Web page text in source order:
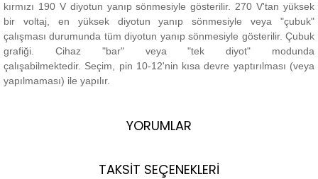
kırmızı 190 V diyotun yanıp sönmesiyle gösterilir. 270 V'tan yüksek
bir voltaj, en yüksek diyotun yanıp sönmesiyle veya "çubuk"
çalışması durumunda tüm diyotun yanıp sönmesiyle gösterilir. Çubuk
grafiği. Cihaz "bar" veya "tek diyot" modunda
çalışabilmektedir. Seçim, pin 10-12'nin kısa devre yaptırılması (veya
yapılmaması) ile yapılır.
YORUMLAR
TAKSİT SEÇENEKLERİ